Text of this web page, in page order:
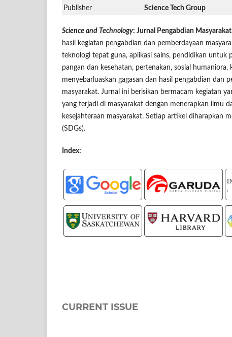
Publisher
Science Tech Group
Science and Technology: Jurnal Pengabdian
hasil kegiatan pengabdian dan pemberdayaan
teknologi tepat guna, aplikasi sains, pendidikan
pangan dan kesehatan, pertenakan, sosial
menyebarluaskan gagasan dan hasil pengabdian
masyarakat. Jurnal ini berisikan bermacam kegiatan
yang terjadi di masyarakat dengan menerapkan ilmu
kesejahteraan masyarakat. Setiap artikel diharapkan
(SDGs).
Index:
CURRENT ISSUE